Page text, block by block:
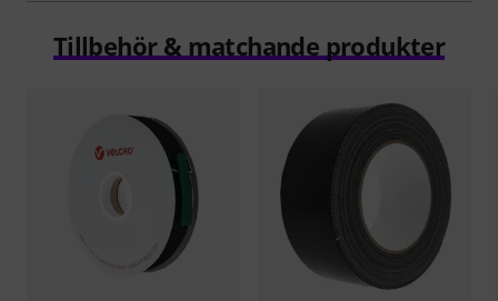
Tillbehör & matchande produkter